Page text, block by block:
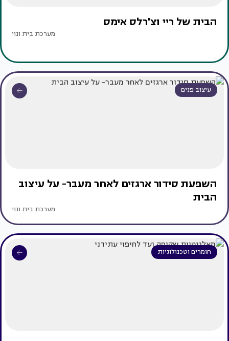
הבית של ריי וצ'רלס אימס
מערכת בית ונוי
עיצוב פנים
השפעת סידור ארגזים לאחר מעבר- על עיצוב
הבית
מערכת בית ונוי
חומרים וטכנולוגיות